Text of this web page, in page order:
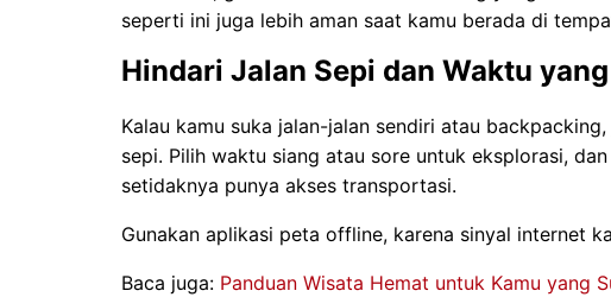
seperti ini juga lebih aman saat kamu berada di
Hindari Jalan Sepi dan Waktu
Kalau kamu suka jalan-jalan sendiri atau
sepi. Pilih waktu siang atau sore untuk eksplorasi,
setidaknya punya akses transportasi.
Gunakan aplikasi peta offline, karena sinyal internet
Baca juga: Panduan Wisata Hemat untuk Kamu yang